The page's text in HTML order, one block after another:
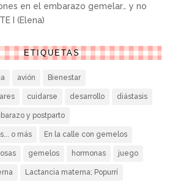
en el embarazo gemelar… y no
I (Elena)
ETIQUETAS
avión Bienestar
cuidarse desarrollo diástasis
y postparto
o más En la calle con gemelos
gemelos hormonas juego
Lactancia materna; Popurrí